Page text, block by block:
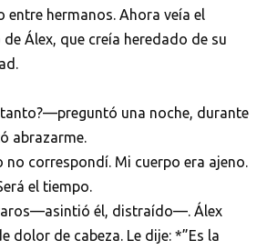
entre hermanos. Ahora veía el
Álex, que creía heredado de su
una noche, durante
abrazarme.
no correspondí. Mi cuerpo era ajeno.
el tiempo.
él, distraído—. Álex
dolor de cabeza. Le dije: *”Es la